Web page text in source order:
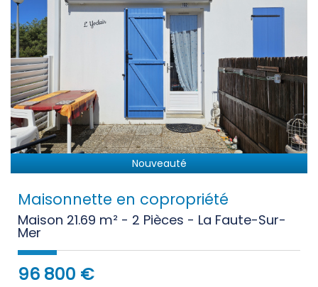
Nouveauté
Maisonnette en copropriété
Maison 21.69 m² - 2 Pièces - La Faute-Sur-
Mer
96 800 €